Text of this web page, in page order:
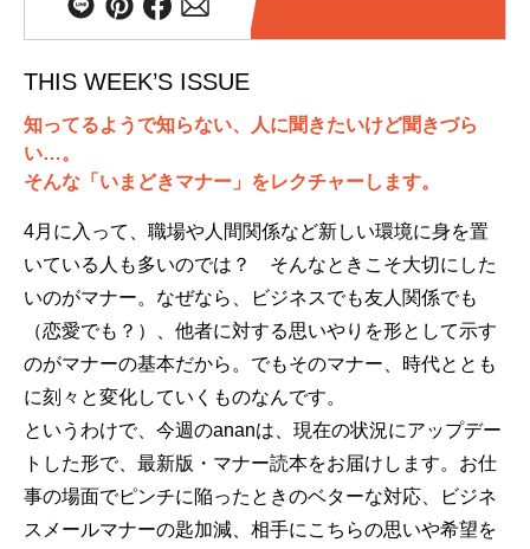
THIS WEEK’S ISSUE
知ってるようで知らない、人に聞きたいけど聞きづら
い…。
そんな「いまどきマナー」をレクチャーします。
4月に入って、職場や人間関係など新しい環境に身を置
いている人も多いのでは？ そんなときこそ大切にした
いのがマナー。なぜなら、ビジネスでも友人関係でも
（恋愛でも？）、他者に対する思いやりを形として示す
のがマナーの基本だから。でもそのマナー、時代ととも
に刻々と変化していくものなんです。
というわけで、今週のananは、現在の状況にアップデー
トした形で、最新版・マナー読本をお届けします。お仕
事の場面でピンチに陥ったときのベターな対応、ビジネ
スメールマナーの匙加減、相手にこちらの思いや希望を